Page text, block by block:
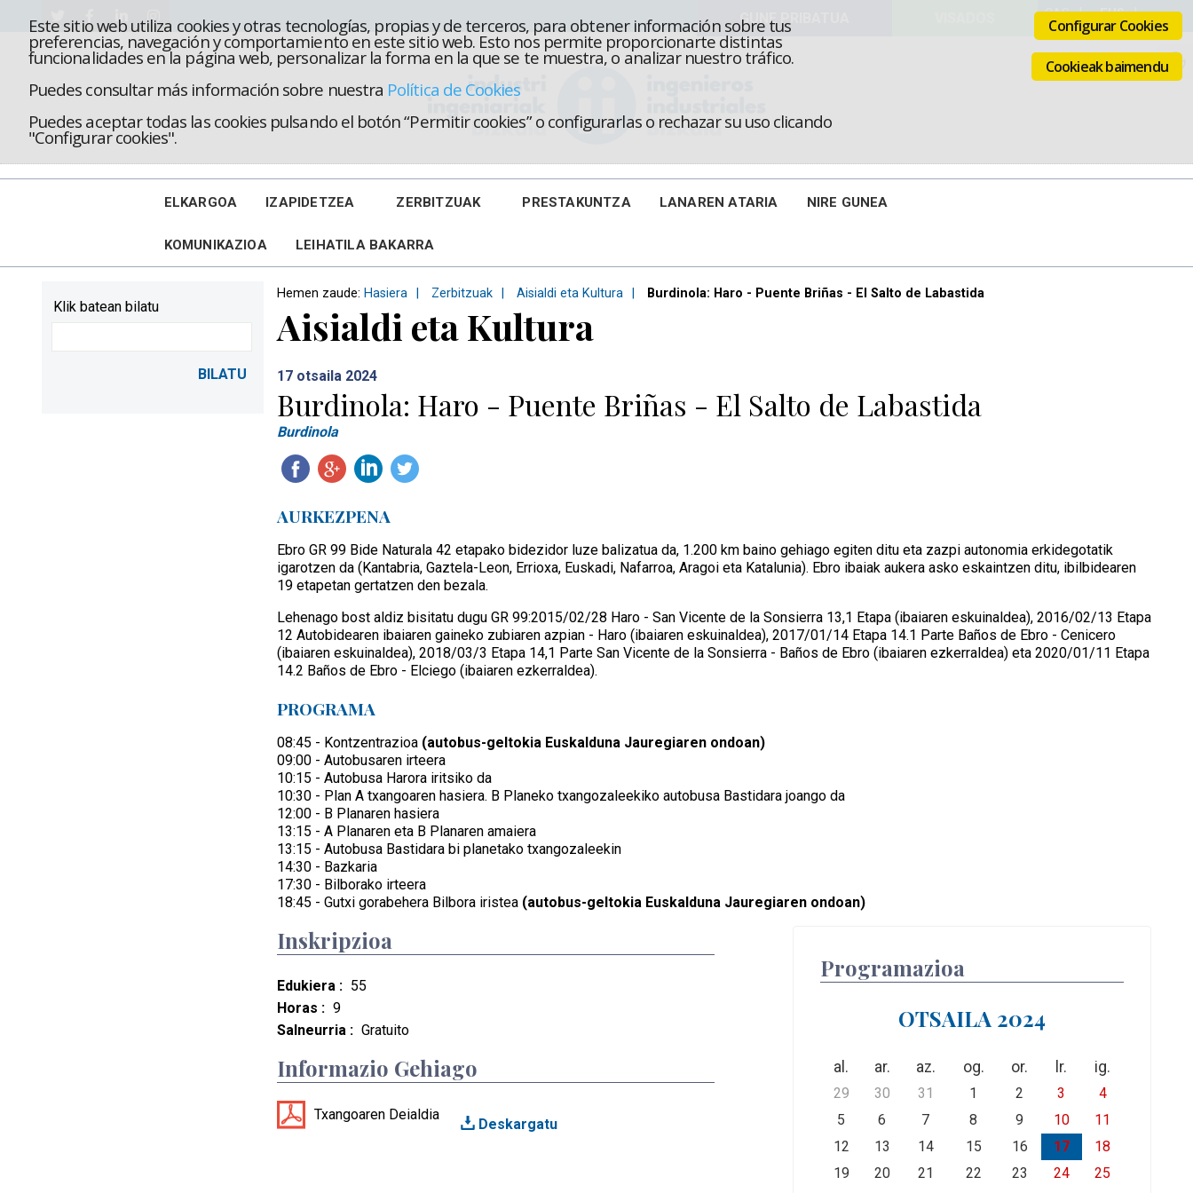
Este sitio web utiliza cookies y otras tecnologías, propias y de terceros, para obtener información sobre tus
preferencias, navegación y comportamiento en este sitio web. Esto nos permite proporcionarte distintas
funcionalidades en la página web, personalizar la forma en la que se te muestra, o analizar nuestro tráfico.
Puedes consultar más información sobre nuestra Política de Cookies
Puedes aceptar todas las cookies pulsando el botón “Permitir cookies” o configurarlas o rechazar su uso clicando
"Configurar cookies".
Configurar Cookies
Cookieak baimendu
ELKARGOA IZAPIDETZEA ZERBITZUAK PRESTAKUNTZA LANAREN ATARIA NIRE GUNEA
KOMUNIKAZIOA LEIHATILA BAKARRA
Hemen zaude: Hasiera Zerbitzuak Aisialdi eta Kultura Burdinola: Haro - Puente Briñas - El Salto de Labastida
Aisialdi eta Kultura
17 otsaila 2024
Burdinola: Haro - Puente Briñas - El Salto de Labastida
Burdinola
AURKEZPENA
Ebro GR 99 Bide Naturala 42 etapako bidezidor luze balizatua da, 1.200 km baino gehiago egiten ditu eta zazpi autonomia erkidegotatik
igarotzen da (Kantabria, Gaztela-Leon, Errioxa, Euskadi, Nafarroa, Aragoi eta Katalunia). Ebro ibaiak aukera asko eskaintzen ditu, ibilbidearen
19 etapetan gertatzen den bezala.
Lehenago bost aldiz bisitatu dugu GR 99:2015/02/28 Haro - San Vicente de la Sonsierra 13,1 Etapa (ibaiaren eskuinaldea), 2016/02/13 Etapa
12 Autobidearen ibaiaren gaineko zubiaren azpian - Haro (ibaiaren eskuinaldea), 2017/01/14 Etapa 14.1 Parte Baños de Ebro - Cenicero
(ibaiaren eskuinaldea), 2018/03/3 Etapa 14,1 Parte San Vicente de la Sonsierra - Baños de Ebro (ibaiaren ezkerraldea) eta 2020/01/11 Etapa
14.2 Baños de Ebro - Elciego (ibaiaren ezkerraldea).
PROGRAMA
08:45 - Kontzentrazioa (autobus-geltokia Euskalduna Jauregiaren ondoan)
09:00 - Autobusaren irteera
10:15 - Autobusa Harora iritsiko da
10:30 - Plan A txangoaren hasiera. B Planeko txangozaleekiko autobusa Bastidara joango da
12:00 - B Planaren hasiera
13:15 - A Planaren eta B Planaren amaiera
13:15 - Autobusa Bastidara bi planetako txangozaleekin
14:30 - Bazkaria
17:30 - Bilborako irteera
18:45 - Gutxi gorabehera Bilbora iristea (autobus-geltokia Euskalduna Jauregiaren ondoan)
Programazioa
OTSAILA 2024
al. ar. az. og. or. lr. ig.
29 30 31 1 2 3
4
5
6 7 8 9 10
11
12
13 14 15 16 17
18
19
20 21 22 23 24
25
Inskripzioa
Edukiera : 55
Horas : 9
Salneurria : Gratuito
Informazio Gehiago
Txangoaren Deialdia
Klik batean bilatu